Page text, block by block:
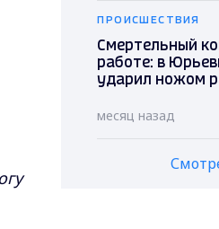
ПРОИСШЕСТВИЯ
Смертельный
работе: в
ударил ножом
месяц назад